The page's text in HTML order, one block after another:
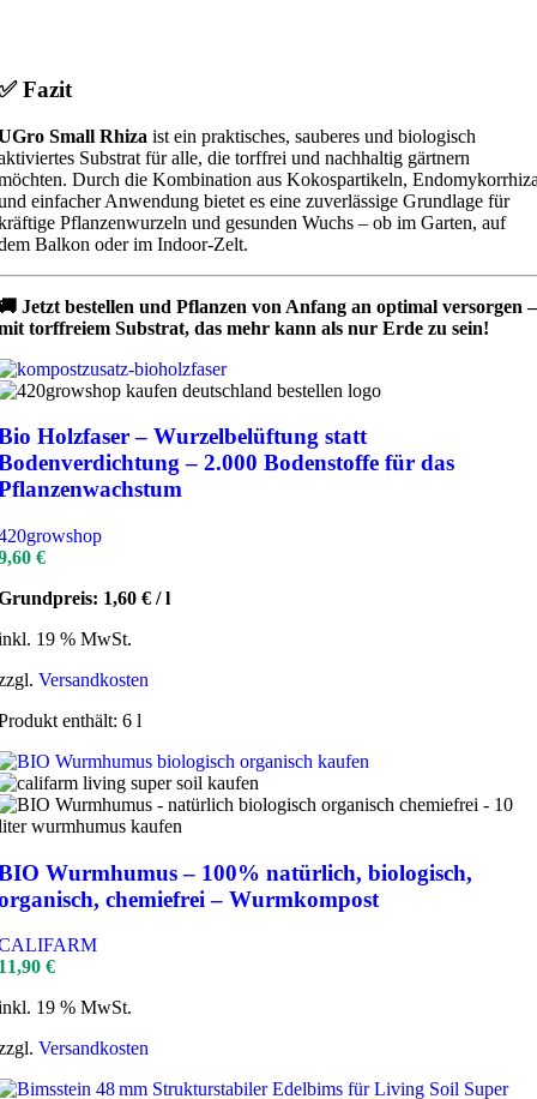
Fazit
Small Rhiza ist ein praktisches, sauberes und biologisch
Substrat für alle, die torffrei und nachhaltig gärtnern
Durch die Kombination aus Kokospartikeln,
einfacher Anwendung bietet es eine zuverlässige Grundlage für
Pflanzenwurzeln und gesunden Wuchs – ob im Garten, auf
Balkon oder im Indoor-Zelt.
Jetzt bestellen und Pflanzen von Anfang an optimal versorgen –
torffreiem Substrat, das mehr kann als nur Erde zu sein!
Holzfaser – Wurzelbelüftung statt
– 2.000 Bodenstoffe für das
€
1,60 € /l
19 % MwSt.
Versandkosten
enthält: 6 l
Wurmhumus – 100% natürlich, biologisch,
chemiefrei – Wurmkompost
€
19 % MwSt.
Versandkosten